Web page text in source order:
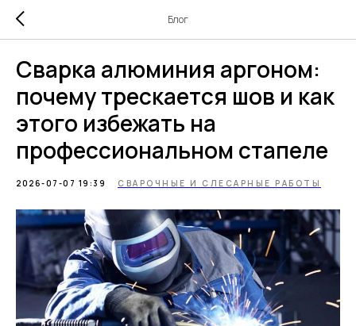
Блог
Сварка алюминия аргоном:
почему трескается шов и как
этого избежать на
профессиональном стапеле
2026-07-07 19:39 СВАРОЧНЫЕ И СЛЕСАРНЫЕ РАБОТЫ